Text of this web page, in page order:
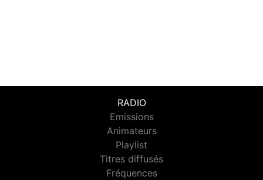
RADIO
Emissions
Animateurs
Playlist
Titres diffusés
Fréquences